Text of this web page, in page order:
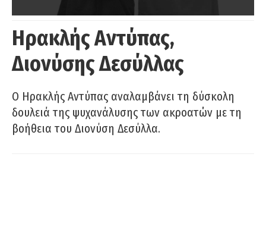
Ηρακλής Αντύπας,
Διονύσης Δεσύλλας
Ο Ηρακλής Αντύπας αναλαμβάνει τη δύσκολη
δουλειά της ψυχανάλυσης των ακροατών με τη
βοήθεια του Διονύση Δεσύλλα.